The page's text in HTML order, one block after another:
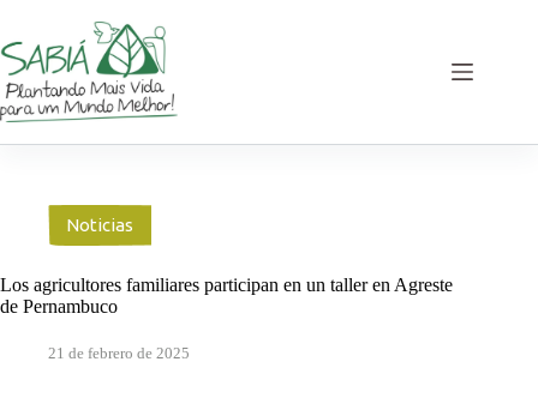
contenido
Noticias
Los agricultores familiares participan en un taller en Agreste
de Pernambuco
21 de febrero de 2025